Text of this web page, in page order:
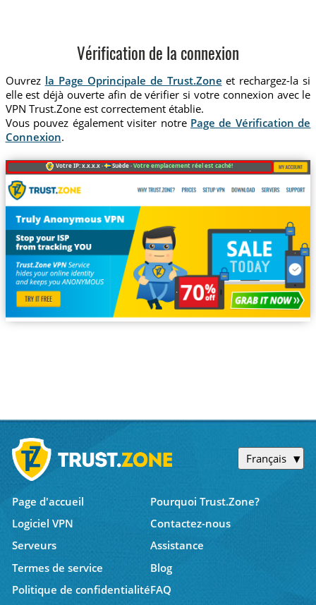
Vérification de la connexion
Ouvrez la Page Oprincipale de Trust.Zone et rechargez-la si
elle est déjà ouverte afin de vérifier si votre connexion avec le
VPN Trust.Zone est correctement établie.
Vous pouvez également visiter notre Page de Vérification de
Connexion.
Votre IP: x.x.x.x · Suède ·Votre emplacement réel est caché!
Français
Page d'accueil
Pourquoi Trust.Zone?
Logiciel VPN
Contactez-nous
Serveurs
Assistance
Termes de service
Blog
Politique de confidentialitéFAQ